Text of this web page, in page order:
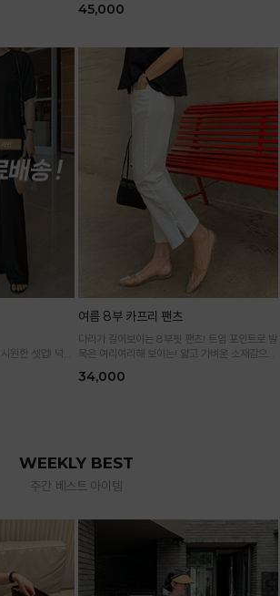
45,000
원한 셋업! 넉넉
여름 8부 카프리 팬츠
다리가 길어보이는 8부핏 팬츠! 트임 포인트로 발
목은 여리여리해 보이는! 얇고 가벼운 소재감으로
*블랙·주문폭주로 인한 입고지연·순차발송 진행중
34,000
WEEKLY BEST
주간 베스트 아이템